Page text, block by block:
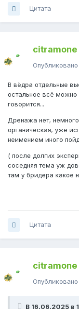
Цитата
citramone
Опубликовано
В вёдра отдельные
остальное всё можно
говорится...
Дренажа нет,
органическая, уже
неимением иного
( после долгих
соседняя тема уж
там у бридера какое
Цитата
citramone
Опубликовано
В 16.06.2025 в